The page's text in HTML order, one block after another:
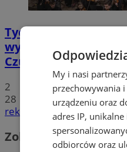
Tychy: Koncert
wyjątkowe
Czułowie
2
28
reklama
Zobacz również
My i nasi
przechowywania
urządzeniu oraz
adres IP,
odbiorców oraz